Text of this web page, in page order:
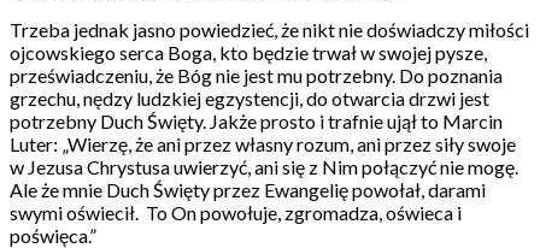
Trzeba jednak jasno powiedzieć, że nikt nie doświadczy miłości
ojcowskiego serca Boga, kto będzie trwał w swojej pysze,
przeświadczeniu, że Bóg nie jest mu potrzebny. Do poznania
grzechu, nędzy ludzkiej egzystencji, do otwarcia drzwi jest
potrzebny Duch Święty. Jakże prosto i trafnie ujął to Marcin
Luter: „Wierzę, że ani przez własny rozum, ani przez siły swoje
w Jezusa Chrystusa uwierzyć, ani się z Nim połączyć nie mogę.
Ale że mnie Duch Święty przez Ewangelię powołał, darami
swymi oświecił. To On powołuje, zgromadza, oświeca i
poświęca.”